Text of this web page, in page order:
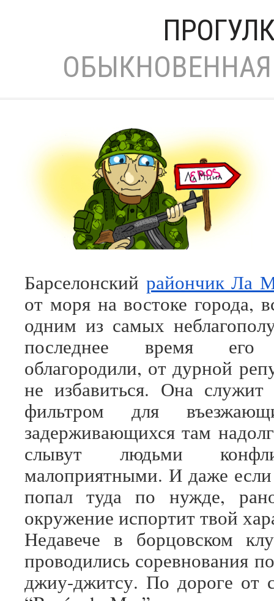
Барселонский райончик Ла
от моря на востоке города,
одним из самых
последнее время его
облагородили, от дурной
не избавиться. Она служит
фильтром для
задерживающихся там
слывут людьми
малоприятными. И даже
попал туда по нужде,
окружение испортит твой
Недавече в борцовском
проводились соревнования
джиу-джитсу. По дороге от